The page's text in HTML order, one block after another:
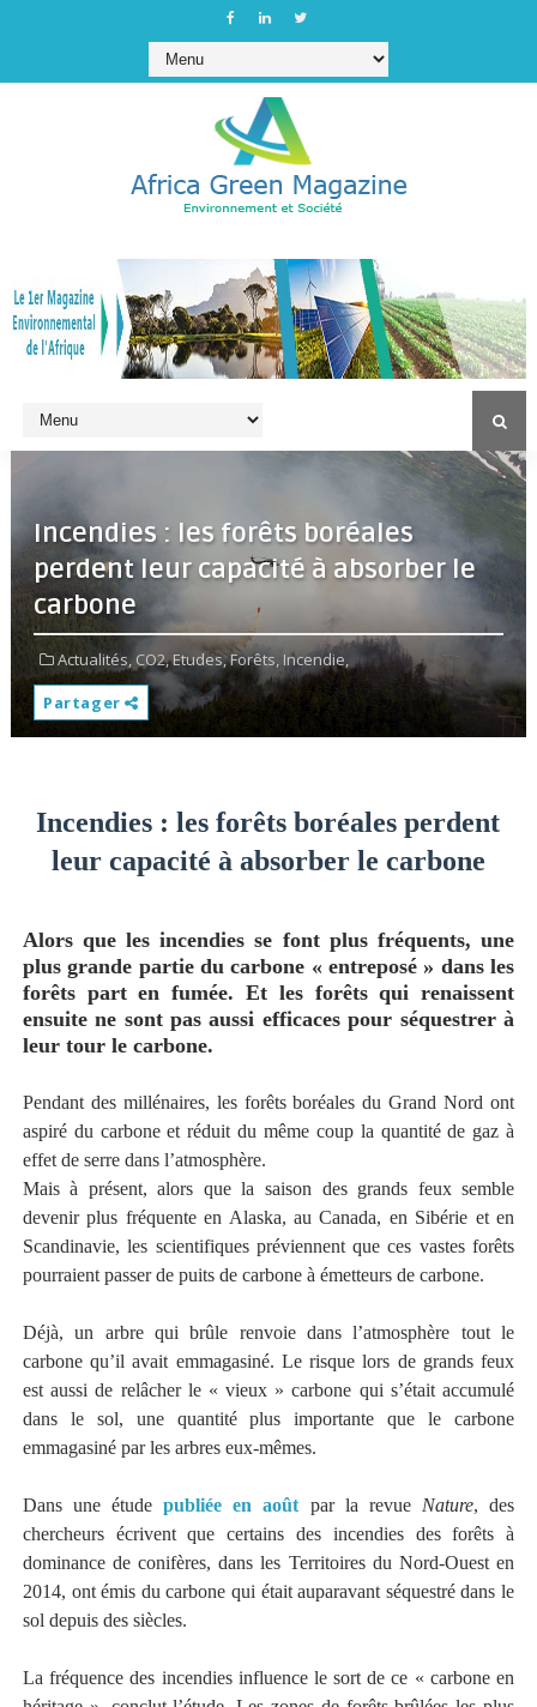
Incendies : les forêts boréales
perdent leur capacité à absorber le
carbone
Actualités, CO2,Etudes,Forêts, Incendie,
Partager
Incendies : les forêts boréales perdent
leur capacité à absorber le carbone
Alors que les incendies se font plus fréquents, une
plus grande partie du carbone « entreposé » dans les
forêts part en fumée. Et les forêts qui renaissent
ensuite ne sont pas aussi efficaces pour séquestrer à
leur tour le carbone.
Pendant des millénaires, les forêts boréales du Grand Nord ont
aspiré du carbone et réduit du même coup la quantité de gaz à
effet de serre dans l’atmosphère.
Mais à présent, alors que la saison des grands feux semble
devenir plus fréquente en Alaska, au Canada, en Sibérie et en
Scandinavie, les scientifiques préviennent que ces vastes forêts
pourraient passer de puits de carbone à émetteurs de carbone.
Déjà, un arbre qui brûle renvoie dans l’atmosphère tout le
carbone qu’il avait emmagasiné. Le risque lors de grands feux
est aussi de relâcher le « vieux » carbone qui s’était accumulé
dans le sol, une quantité plus importante que le carbone
emmagasiné par les arbres eux-mêmes.
Dans une étudepubliée en août par la revue Nature, des
chercheurs écrivent que certains des incendies des forêts à
dominance de conifères, dans les Territoires du Nord-Ouest en
2014, ont émis du carbone qui était auparavant séquestré dans le
sol depuis des siècles.
La fréquence des incendies influence le sort de ce « carbone en